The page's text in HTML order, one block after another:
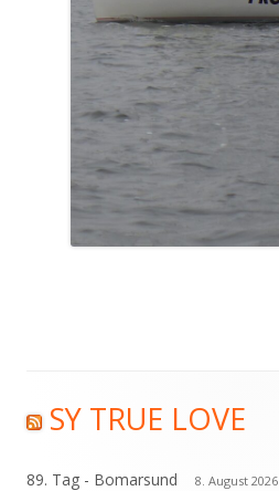
Haupt-
Seitenleiste
SY TRUE LOVE
89. Tag - Bomarsund 8. August 2026